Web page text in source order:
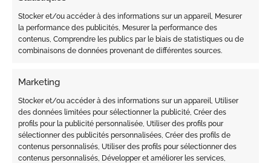
Stocker et/ou accéder à des informations sur un appareil, Mesurer
la performance des publicités, Mesurer la performance des
contenus, Comprendre les publics par le biais de statistiques ou de
combinaisons de données provenant de différentes sources.
Marketing
Stocker et/ou accéder à des informations sur un appareil, Utiliser
des données limitées pour sélectionner la publicité, Créer des
profils pour la publicité personnalisée, Utiliser des profils pour
sélectionner des publicités personnalisées, Créer des profils de
contenus personnalisés, Utiliser des profils pour sélectionner des
contenus personnalisés, Développer et améliorer les services,
PRODUITS SIMILAIRES